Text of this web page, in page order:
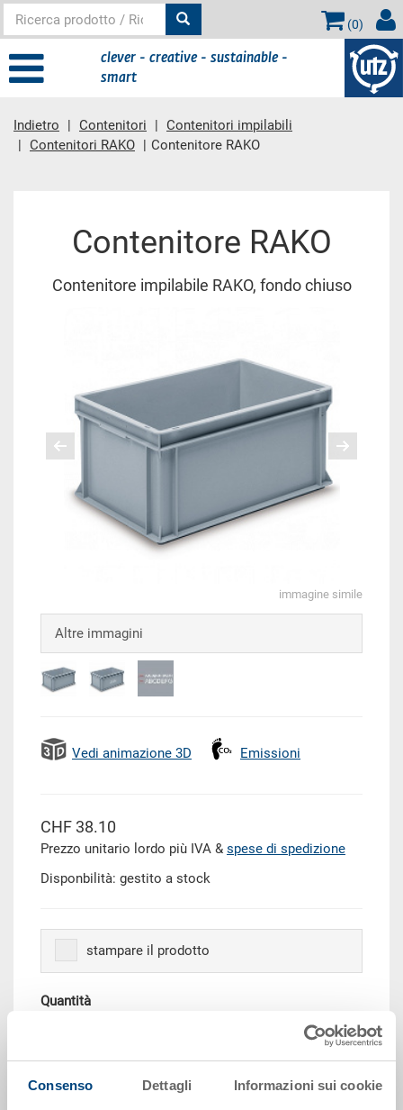
Consenso Dettagli Informazioni sui cookie
(0)
clever - creative - sustainable -
smart
Indietro Contenitori
Contenitori impilabili
Contenitori RAKO
Contenitore RAKO
Contenitore RAKO
Contenitore impilabile RAKO, fondo chiuso
immagine simile
Altre immagini
Vedi animazione 3D Emissioni
CHF 38.10
Prezzo unitario lordo più IVA & spese di spedizione
Disponbilità: gestito a stock
stampare il prodotto
Quantità